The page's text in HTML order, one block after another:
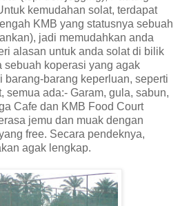
kemudahan solat, terdapat
KMB yang statusnya sebuah
jadi memudahkan anda
alasan untuk anda solat di bilik
sebuah koperasi yang agak
barang-barang keperluan, seperti
semua ada:- Garam, gula, sabun,
Cafe dan KMB Food Court
jemu dan muak dengan
free. Secara pendeknya,
agak lengkap.